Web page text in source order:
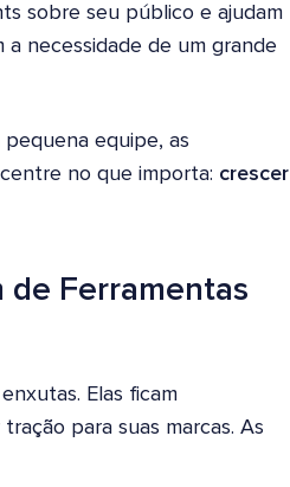
sobre seu público e ajudam
a necessidade de um grande
equipe, as
no que importa: crescer
de Ferramentas
Elas ficam
para suas marcas. As